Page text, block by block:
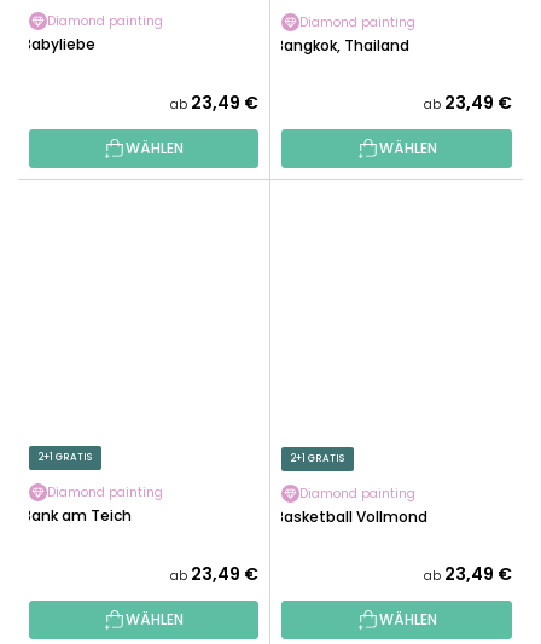
Diamond painting
Babyliebe
ab 23,49 €
WÄHLEN
Diamond painting
Bangkok, Thailand
ab 23,49 €
WÄHLEN
2+1 GRATIS
Diamond painting
Bank am Teich
ab 23,49 €
WÄHLEN
2+1 GRATIS
Diamond painting
Basketball Vollmond
ab 23,49 €
WÄHLEN